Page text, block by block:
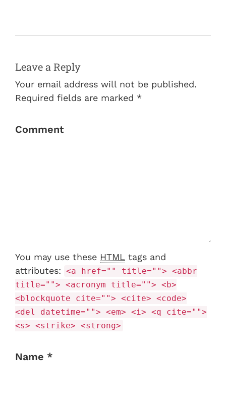
Leave a Reply
Your email address will not be published.
Required fields are marked *
Comment
You may use these HTML tags and
attributes: <a href="" title=""> <abbr
title=""> <acronym title=""> <b>
<blockquote cite=""> <cite> <code>
<del datetime=""> <em> <i> <q cite="">
<s> <strike> <strong>
Name *